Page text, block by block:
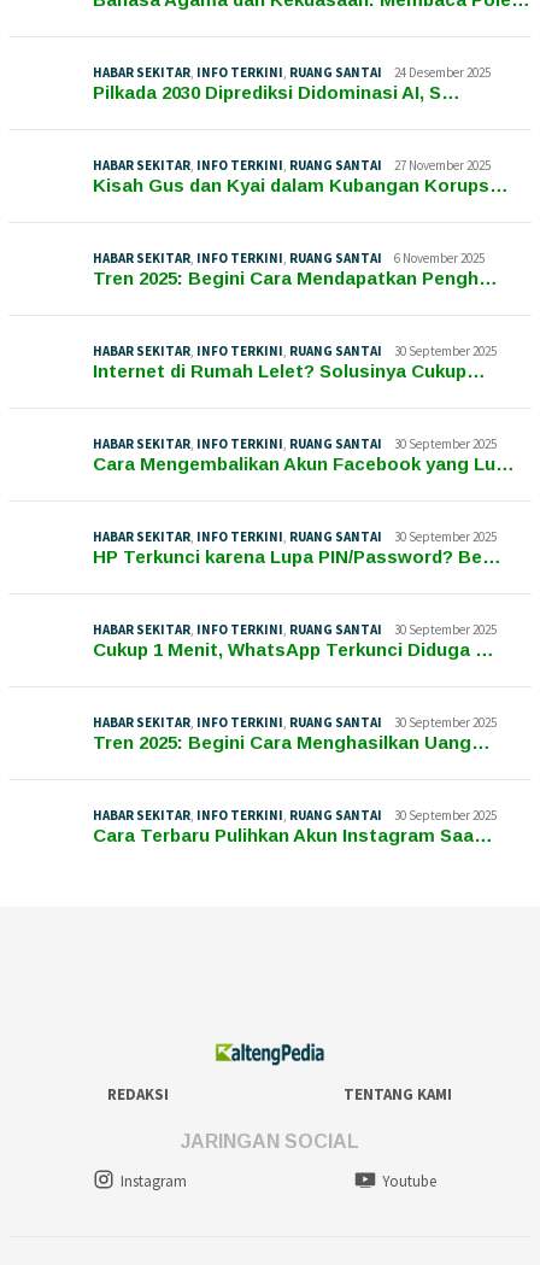
HABAR SEKITAR, INFO TERKINI, RUANG SANTAI 24 Desember 2025
Pilkada 2030 Diprediksi Didominasi AI, S…
HABAR SEKITAR, INFO TERKINI, RUANG SANTAI 27 November 2025
Kisah Gus dan Kyai dalam Kubangan Korups…
HABAR SEKITAR, INFO TERKINI, RUANG SANTAI 6 November 2025
Tren 2025: Begini Cara Mendapatkan Pengh…
HABAR SEKITAR, INFO TERKINI, RUANG SANTAI 30 September 2025
Internet di Rumah Lelet? Solusinya Cukup…
HABAR SEKITAR, INFO TERKINI, RUANG SANTAI 30 September 2025
Cara Mengembalikan Akun Facebook yang Lu…
HABAR SEKITAR, INFO TERKINI, RUANG SANTAI 30 September 2025
HP Terkunci karena Lupa PIN/Password? Be…
HABAR SEKITAR, INFO TERKINI, RUANG SANTAI 30 September 2025
Cukup 1 Menit, WhatsApp Terkunci Diduga …
HABAR SEKITAR, INFO TERKINI, RUANG SANTAI 30 September 2025
Tren 2025: Begini Cara Menghasilkan Uang…
HABAR SEKITAR, INFO TERKINI, RUANG SANTAI 30 September 2025
Cara Terbaru Pulihkan Akun Instagram Saa…
REDAKSI TENTANG KAMI
JARINGAN SOCIAL
Instagram
Youtube